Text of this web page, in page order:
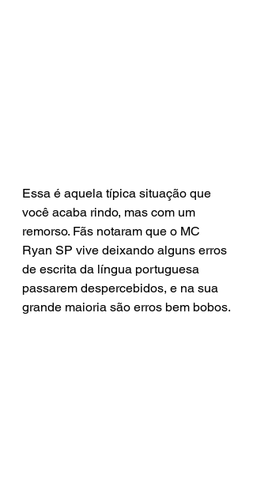
Essa é aquela típica situação que
você acaba rindo, mas com um
remorso. Fãs notaram que o MC
Ryan SP vive deixando alguns erros
de escrita da língua portuguesa
passarem despercebidos, e na sua
grande maioria são erros bem bobos.